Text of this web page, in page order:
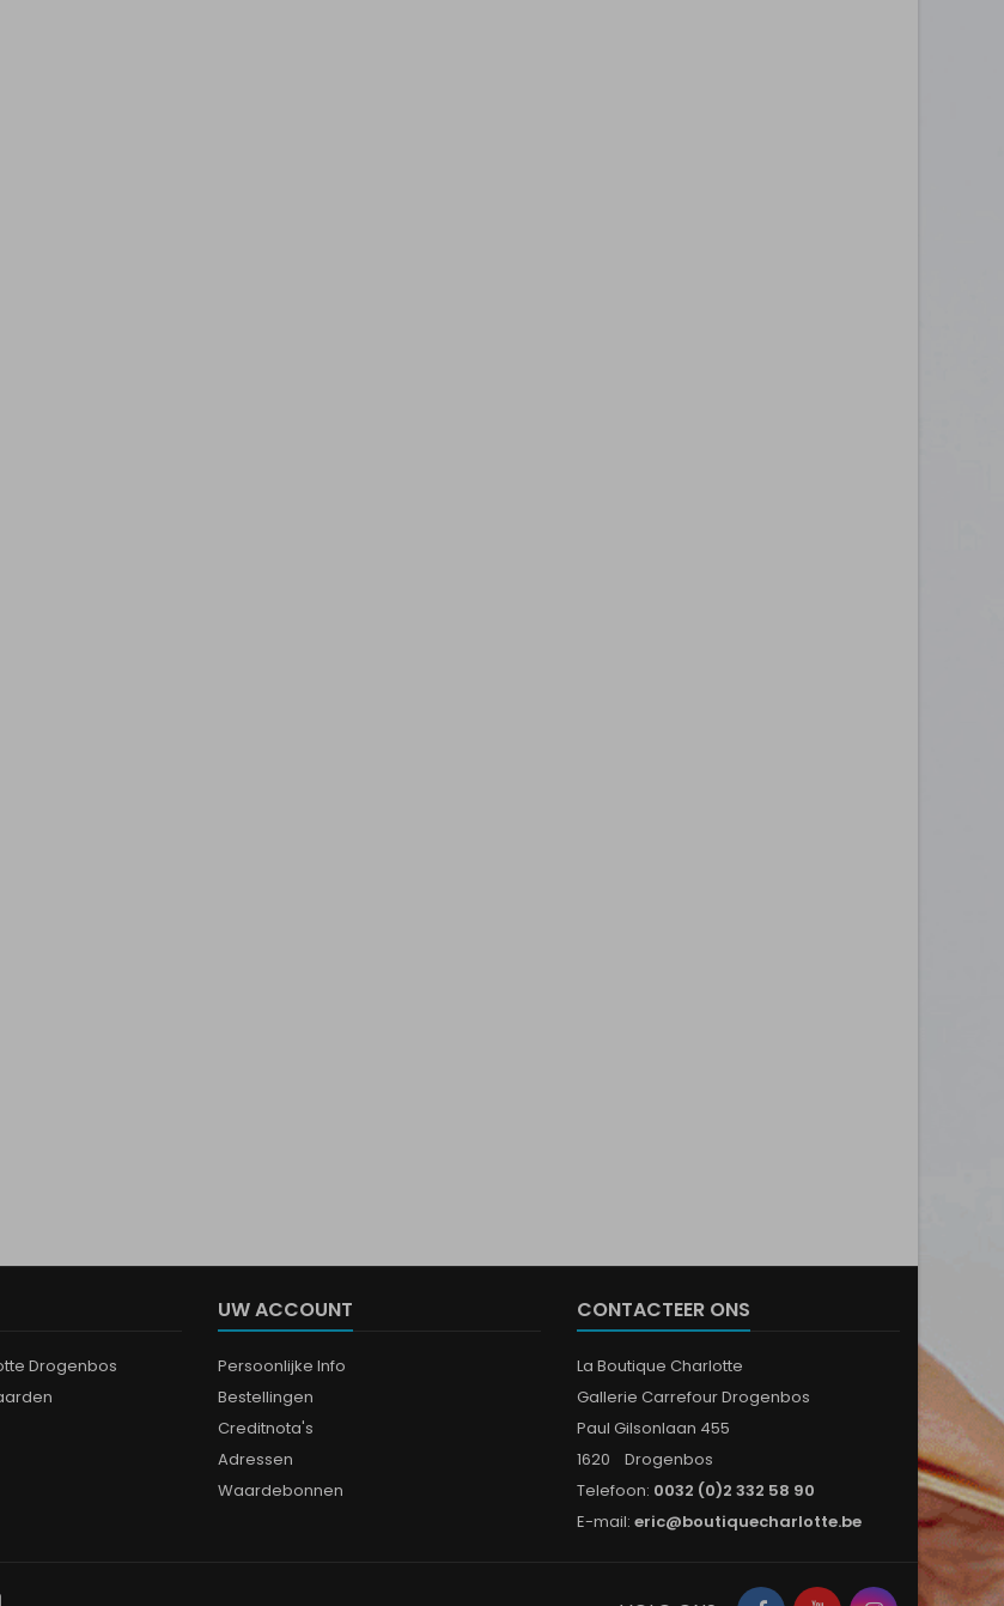
Drogenbos
UW ACCOUNT
Persoonlijke Info
Bestellingen
Creditnota's
Adressen
Waardebonnen
CONTACTEER ONS
La Boutique Charlotte
Gallerie Carrefour Drogenbos
Paul Gilsonlaan 455
1620 Drogenbos
Telefoon: 0032 (0)2 332 58 90
E-mail: eric@boutiquecharlotte.be